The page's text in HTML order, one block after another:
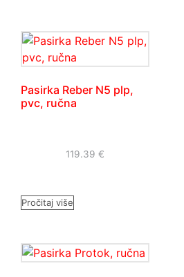
Pasirka Reber N5 plp,
pvc, ručna
119.39€
Pročitaj više